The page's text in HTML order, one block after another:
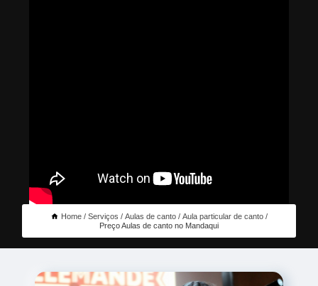
Home Serviços Aulas de canto
Aula particular de canto
Preço Aulas de canto no Mandaqui